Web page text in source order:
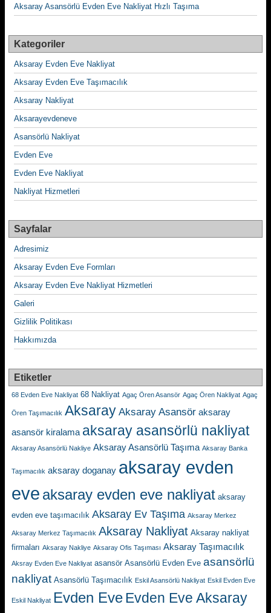
Aksaray Asansörlü Evden Eve Nakliyat Hızlı Taşıma
Kategoriler
Aksaray Evden Eve Nakliyat
Aksaray Evden Eve Taşımacılık
Aksaray Nakliyat
Aksarayevdeneve
Asansörlü Nakliyat
Evden Eve
Evden Eve Nakliyat
Nakliyat Hizmetleri
Sayfalar
Adresimiz
Aksaray Evden Eve Formları
Aksaray Evden Eve Nakliyat Hizmetleri
Galeri
Gizlilik Politikası
Hakkımızda
Etiketler
68 Evden Eve Nakliyat 68 Nakliyat Agaç Ören Asansör Agaç Ören Nakliyat Agaç
Ören Taşımacılık Aksaray Aksaray Asansör aksaray
asansör kiralama aksaray asansörlü nakliyat
Aksaray Asansörlü Nakliye Aksaray Asansörlü Taşıma Aksaray Banka
Taşımacılık aksaray doganay aksaray evden
eve aksaray evden eve nakliyat aksaray
evden eve taşımacılık Aksaray Ev Taşıma Aksaray Merkez
Aksaray Merkez Taşımacılık Aksaray Nakliyat Aksaray nakliyat
firmaları Aksaray Nakliye Aksaray Ofis Taşıması Aksaray Taşımacılık
Aksray Evden Eve Nakliyat asansör Asansörlü Evden Eve asansörlü
nakliyat Asansörlü Taşımacılık Eskil Asansörlü Nakliyat Eskil Evden Eve
Eskil Nakliyat Evden EveEvden Eve Aksaray